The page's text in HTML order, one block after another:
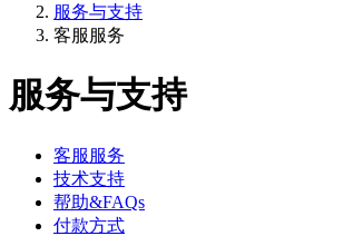
服务与支持
客服服务
服务与支持
客服服务
技术支持
帮助&FAQs
付款方式